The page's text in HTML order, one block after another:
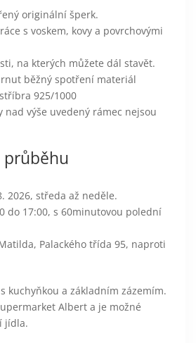
originální šperk.
s voskem, kovy a povrchovými
na kterých můžete dál stavět.
běžný spotření materiál
925/1000
nad výše uvedený rámec nejsou
průběhu
2026, středa až neděle.
do 17:00, s 60minutovou polední
Palackého třída 95, naproti
kuchyňkou a základním zázemím.
Albert a je možné
jídla.